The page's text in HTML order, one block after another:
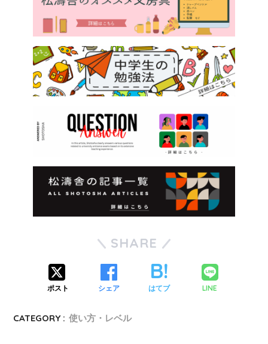
SHARE
ポスト シェア はてブ LINE
CATEGORY : 使い方・レベル